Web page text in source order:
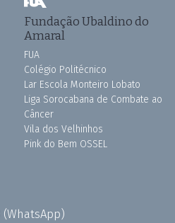
Fundação Ubaldino do
Amaral
FUA
Colégio Politécnico
Lar Escola Monteiro Lobato
Liga Sorocabana de Combate ao
Câncer
Vila dos Velhinhos
Pink do Bem OSSEL
(WhatsApp)